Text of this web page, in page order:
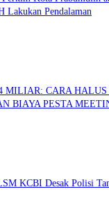
Lakukan Pendalaman
MILIAR: CARA HALUS
BIAYA PESTA
KCBI Desak Polisi